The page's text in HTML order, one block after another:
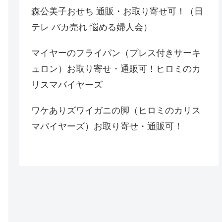
森公美子おせち 通販・お取り寄せ可！（日
テレ バカ売れ 悩める婦人会）
マイヤーのフライパン（プレス付きサーキ
ュロン）お取り寄せ・通販可！ヒロミのカ
リスマバイヤーズ
ワケありズワイガニの脚（ヒロミのカリス
マバイヤーズ）お取り寄せ・通販可！